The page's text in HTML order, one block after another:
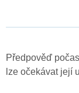
Předpověď
lze očekávat její